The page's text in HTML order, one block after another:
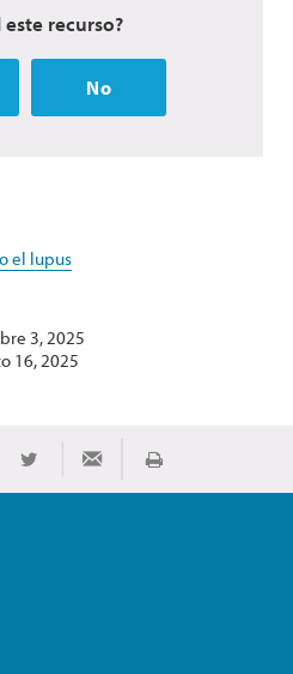
este recurso?
No
el lupus
3, 2025
16, 2025
on Facebook
Share on TwitterShare via EmailImprimir